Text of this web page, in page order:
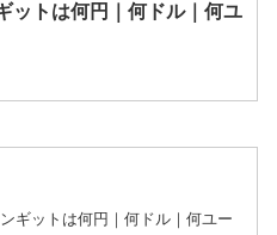
ットは何円｜何ドル｜何ユ
ギットは何円｜何ドル｜何ユー